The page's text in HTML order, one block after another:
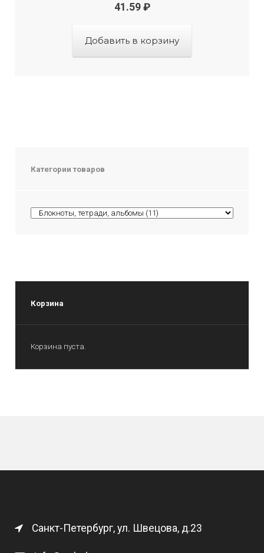
41.59 ₽
Добавить в корзину
Категории товаров
Корзина
Корзина пуста.
Санкт-Петербург, ул. Швецова, д.23